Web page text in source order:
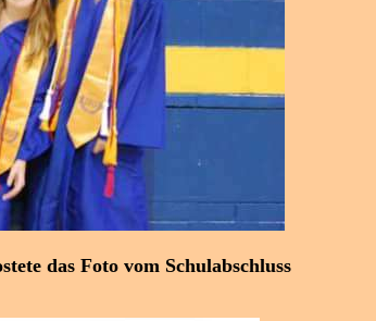
das Foto vom Schulabschluss